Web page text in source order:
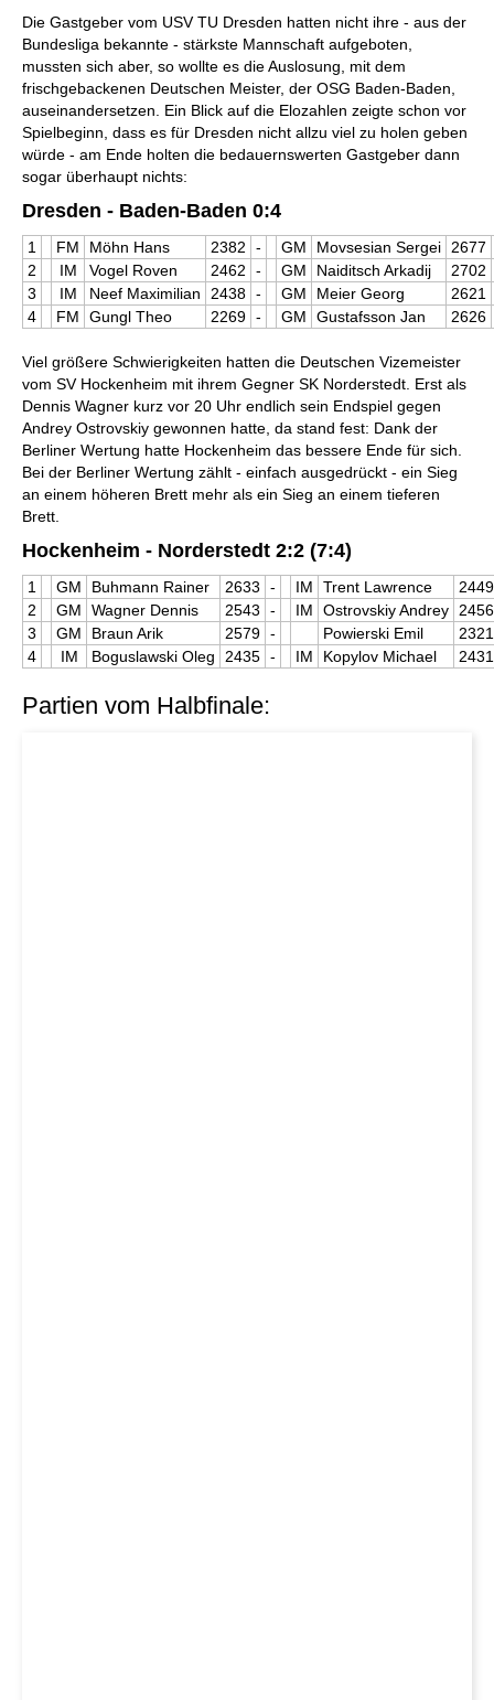
Die Gastgeber vom USV TU Dresden hatten nicht ihre - aus der
Bundesliga bekannte - stärkste Mannschaft aufgeboten,
mussten sich aber, so wollte es die Auslosung, mit dem
frischgebackenen Deutschen Meister, der OSG Baden-Baden,
auseinandersetzen. Ein Blick auf die Elozahlen zeigte schon vor
Spielbeginn, dass es für Dresden nicht allzu viel zu holen geben
würde - am Ende holten die bedauernswerten Gastgeber dann
sogar überhaupt nichts:
Dresden - Baden-Baden 0:4
1 FM Möhn Hans 2382 - GM Movsesian Sergei
2677
2
IM Vogel Roven 2462 - GM Naiditsch Arkadij
2702
3
IM Neef Maximilian 2438 - GM Meier Georg
2621
4
FM Gungl Theo 2269 - GM Gustafsson Jan 2626
Viel größere Schwierigkeiten hatten die Deutschen Vizemeister
vom SV Hockenheim mit ihrem Gegner SK Norderstedt. Erst als
Dennis Wagner kurz vor 20 Uhr endlich sein Endspiel gegen
Andrey Ostrovskiy gewonnen hatte, da stand fest: Dank der
Berliner Wertung hatte Hockenheim das bessere Ende für sich.
Bei der Berliner Wertung zählt - einfach ausgedrückt - ein Sieg
an einem höheren Brett mehr als ein Sieg an einem tieferen
Brett.
Hockenheim - Norderstedt 2:2 (7:4)
1 GM Buhmann Rainer 2633 - IM Trent Lawrence
2449
2
GM Wagner Dennis 2543 - IM Ostrovskiy Andrey
2456
3
GM Braun Arik 2579 - Powierski Emil
2321
4
IM Boguslawski Oleg 2435 - IM Kopylov Michael 2431
Partien vom Halbfinale: